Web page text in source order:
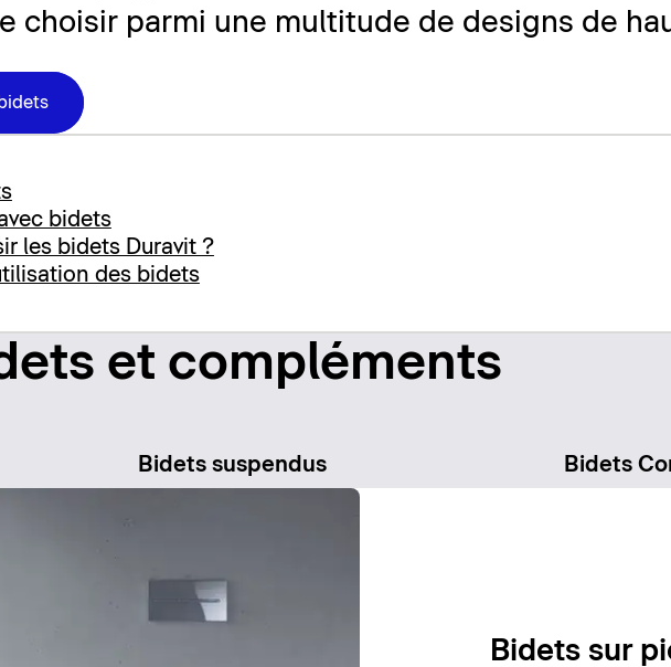
choisir parmi une multitude de designs de
bidets
les bidets Duravit ?
des bidets
et compléments
Bidets suspendus Bidets
Bidets sur